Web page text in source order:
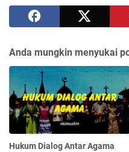
Anda mungkin menyukai
Hukum Dialog Antar Agama